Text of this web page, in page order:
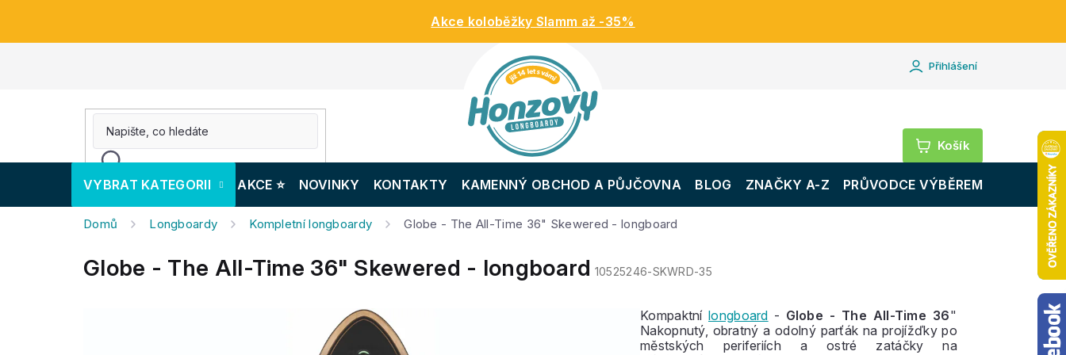
Akce koloběžky Slamm až -35%
Přihlášení
Nákupní
košík
VYBRAT KATEGORII AKCE ⭐️ NOVINKY KONTAKTY KAMENNÝ OBCHOD A PŮJČOVNA BLOG ZNAČKY A-Z PRŮVODCE VÝBĚREM
Domů Longboardy Kompletní longboardy Globe - The All-Time 36" Skewered - longboard
Globe - The All-Time 36" Skewered - longboard 10525246-SKWRD-35
Kompaktní longboard - Globe - The All-Time 36"
Nakopnutý, obratný a odolný parťák na projížďky po
městských periferiích a ostré zatáčky na